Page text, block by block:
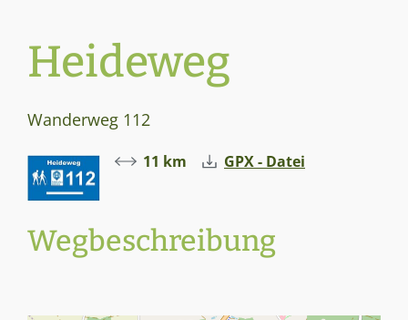
Heideweg
Wanderweg 112
11 km GPX - Datei
Wegbeschreibung